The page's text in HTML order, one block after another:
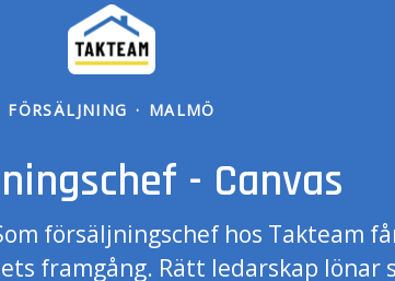
FÖRSÄLJNING · MALMÖ
- Canvas
försäljningschef hos Takteam
framgång. Rätt ledarskap lönar